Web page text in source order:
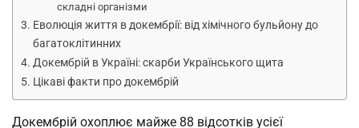
складні організми
Еволюція життя в докембрії: від хімічного бульйону до
багатоклітинних
Докембрій в Україні: скарби Українського щита
Цікаві факти про докембрій
Докембрій охоплює майже 88 відсотків усієї